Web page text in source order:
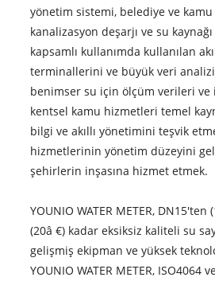
yönetim sistemi, belediye ve
kanalizasyon deşarjı ve su
kapsamlı kullanımda kullanılan
terminallerini ve büyük veri
benimser su için ölçüm verileri ve
kentsel kamu hizmetleri temel
bilgi ve akıllı yönetimini teşvik
hizmetlerinin yönetim düzeyini
şehirlerin inşasına hizmet etmek.
YOUNIO WATER METER, DN15'ten
(20â €) kadar eksiksiz kaliteli su
gelişmiş ekipman ve yüksek
YOUNIO WATER METER, ISO4064